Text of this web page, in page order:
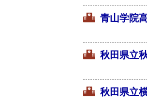
青山学院
秋田県立
秋田県立